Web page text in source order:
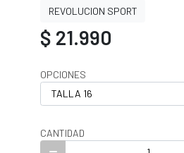
REVOLUCION SPORT
$ 21.990
OPCIONES
CANTIDAD